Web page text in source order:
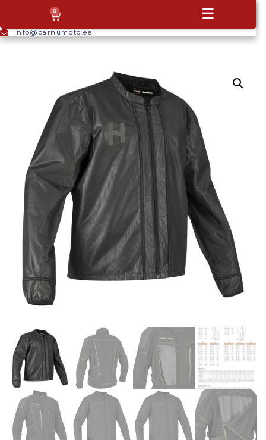
info@parnumoto.ee
0 ☰